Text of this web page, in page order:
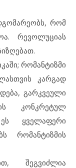
რომ
რევოლუციას
რომანტიზმი
კარგად
გარკვეული
კონკრეტულ
ყველაფერი
რომანტიზმის
შეგვიძლია